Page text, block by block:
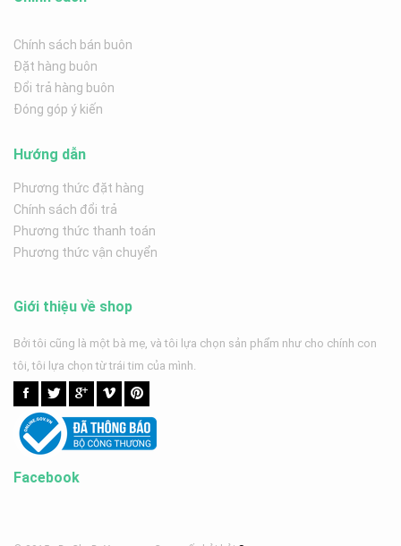
Chính sách bán buôn
Đặt hàng buôn
Đổi trả hàng buôn
Đóng góp ý kiến
Hướng dẫn
Phương thức đặt hàng
Chính sách đổi trả
Phương thức thanh toán
Phương thức vận chuyển
Giới thiệu về shop
Bởi tôi cũng là một bà mẹ, và tôi lựa chọn sản phẩm như cho chính con
tôi, tôi lựa chọn từ trái tim của mình.
Facebook